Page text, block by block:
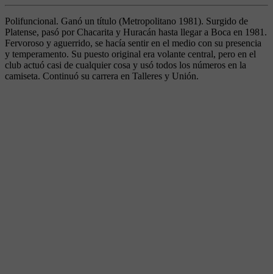
Polifuncional. Ganó un título (Metropolitano 1981). Surgido de
Platense, pasó por Chacarita y Huracán hasta llegar a Boca en 1981.
Fervoroso y aguerrido, se hacía sentir en el medio con su presencia
y temperamento. Su puesto original era volante central, pero en el
club actuó casi de cualquier cosa y usó todos los números en la
camiseta. Continuó su carrera en Talleres y Unión.